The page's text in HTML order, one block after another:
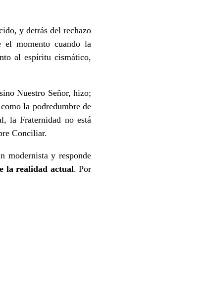
y detrás del rechazo
el momento cuando la
al espíritu cismático,
Nuestro Señor, hizo;
la podredumbre de
la Fraternidad no está
Conciliar.
modernista y responde
la realidad actual. Por